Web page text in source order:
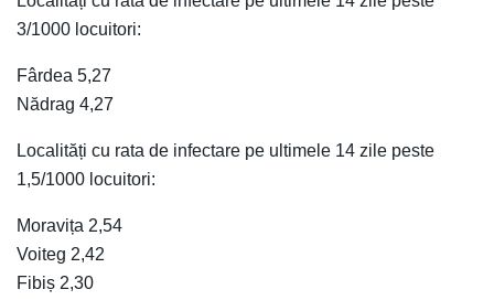
3/1000 locuitori:
Fârdea 5,27
Nădrag 4,27
Localități cu rata de infectare pe ultimele 14 zile peste
1,5/1000 locuitori:
Moravița 2,54
Voiteg 2,42
Fibiș 2,30